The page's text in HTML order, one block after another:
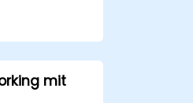
und
mit